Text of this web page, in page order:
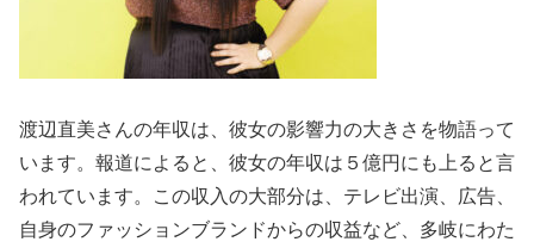
渡辺直美さんの年収は、彼女の影響力の大きさを物語って
います。報道によると、彼女の年収は５億円にも上ると言
われています。この収入の大部分は、テレビ出演、広告、
自身のファッションブランドからの収益など、多岐にわた